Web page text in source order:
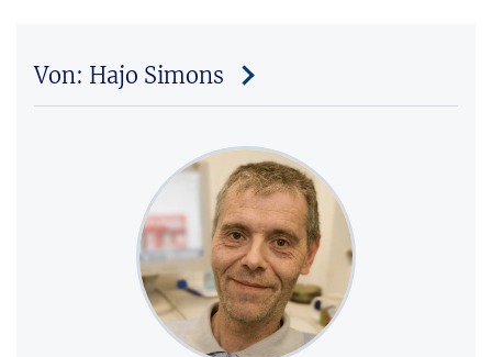
Von: Hajo Simons